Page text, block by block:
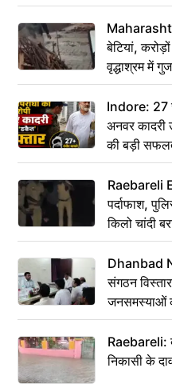
बेटियां,
वृद्धाश्रम में
कहा– अंतिम
Indore: 27 से
अनवर कादरी
की बड़ी
Raebareli
पर्दाफाश,
किलो चांदी
Dhanbad
संगठन
जनसमस्याओं
Raebareli:
निकासी के